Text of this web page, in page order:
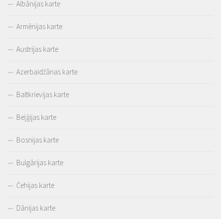
Albānijas karte
Armēnijas karte
Austrijas karte
Azerbaidžānas karte
Baltkrievijas karte
Beļģijas karte
Bosnijas karte
Bulgārijas karte
Čehijas karte
Dānijas karte